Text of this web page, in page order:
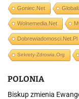
Goniec.net
Wolnemedia.net
Dobrewiadomosci.net.pl
Sekrety-Zdrowia.org
POLONIA
Biskup zmienia